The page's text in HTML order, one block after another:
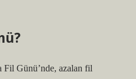
Fil Günü’nde, azalan fil